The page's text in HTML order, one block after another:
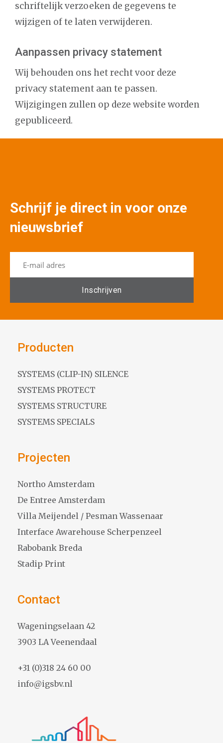
schriftelijk verzoeken de gegevens te
wijzigen of te laten verwijderen.
Aanpassen privacy statement
Wij behouden ons het recht voor deze
privacy statement aan te passen.
Wijzigingen zullen op deze website worden
gepubliceerd.
Schrijf je direct in voor onze
nieuwsbrief
Producten
SYSTEMS (CLIP-IN) SILENCE
SYSTEMS PROTECT
SYSTEMS STRUCTURE
SYSTEMS SPECIALS
Projecten
Northo Amsterdam
De Entree Amsterdam
Villa Meijendel / Pesman Wassenaar
Interface Awarehouse Scherpenzeel
Rabobank Breda
Stadip Print
Contact
Wageningselaan 42
3903 LA Veenendaal
+31 (0)318 24 60 00
info@igsbv.nl